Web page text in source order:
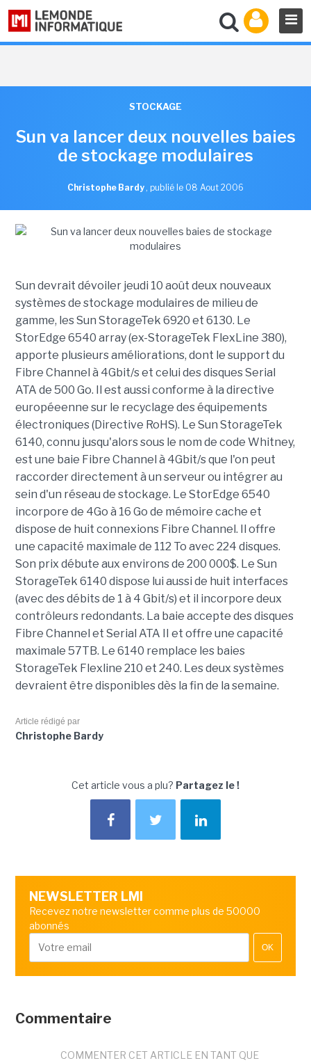
STOCKAGE
Sun va lancer deux nouvelles baies
de stockage modulaires
Christophe Bardy , publié le 08 Aout 2006
Sun devrait dévoiler jeudi 10 août deux nouveaux
systèmes de stockage modulaires de milieu de
gamme, les Sun StorageTek 6920 et 6130. Le
StorEdge 6540 array (ex-StorageTek FlexLine 380),
apporte plusieurs améliorations, dont le support du
Fibre Channel à 4Gbit/s et celui des disques Serial
ATA de 500 Go. Il est aussi conforme à la directive
européeenne sur le recyclage des équipements
électroniques (Directive RoHS). Le Sun StorageTek
6140, connu jusqu'alors sous le nom de code Whitney,
est une baie Fibre Channel à 4Gbit/s que l'on peut
raccorder directement à un serveur ou intégrer au
sein d'un réseau de stockage. Le StorEdge 6540
incorpore de 4Go à 16 Go de mémoire cache et
dispose de huit connexions Fibre Channel. Il offre
une capacité maximale de 112 To avec 224 disques.
Son prix débute aux environs de 200 000$. Le Sun
StorageTek 6140 dispose lui aussi de huit interfaces
(avec des débits de 1 à 4 Gbit/s) et il incorpore deux
contrôleurs redondants. La baie accepte des disques
Fibre Channel et Serial ATA II et offre une capacité
maximale 57TB. Le 6140 remplace les baies
StorageTek Flexline 210 et 240. Les deux systèmes
devraient être disponibles dès la fin de la semaine.
Article rédigé par
Christophe Bardy
Cet article vous a plu? Partagez le !
NEWSLETTER LMI
Recevez notre newsletter comme plus de 50000
abonnés
OK
Commentaire
COMMENTER CET ARTICLE EN TANT QUE